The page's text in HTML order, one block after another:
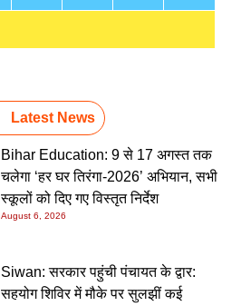
Latest News
Bihar Education: 9 से 17 अगस्त तक
चलेगा ‘हर घर तिरंगा-2026’ अभियान, सभी
स्कूलों को दिए गए विस्तृत निर्देश
August 6, 2026
Siwan: सरकार पहुंची पंचायत के द्वार:
सहयोग शिविर में मौके पर सुलझीं कई